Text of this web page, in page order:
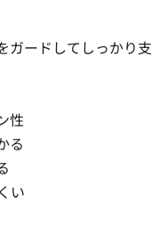
ードしてしっかり支
性
る
い